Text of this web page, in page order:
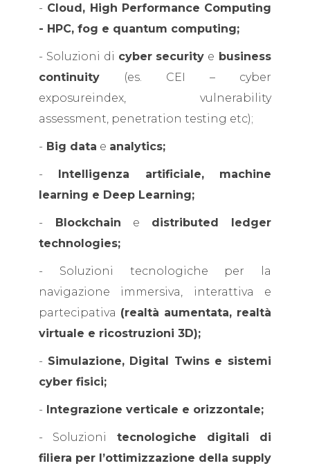
- Cloud, High Performance Computing
- HPC, fog e quantum computing;
- Soluzioni di cyber security e business
continuity (es. CEI – cyber
exposureindex, vulnerability
assessment, penetration testing etc);
- Big data e analytics;
- Intelligenza artificiale, machine
learning e Deep Learning;
- Blockchain e distributed ledger
technologies;
- Soluzioni tecnologiche per la
navigazione immersiva, interattiva e
partecipativa (realtà aumentata, realtà
virtuale e ricostruzioni 3D);
- Simulazione, Digital Twins e sistemi
cyber fisici;
- Integrazione verticale e orizzontale;
- Soluzioni tecnologiche digitali di
filiera per l’ottimizzazione della supply